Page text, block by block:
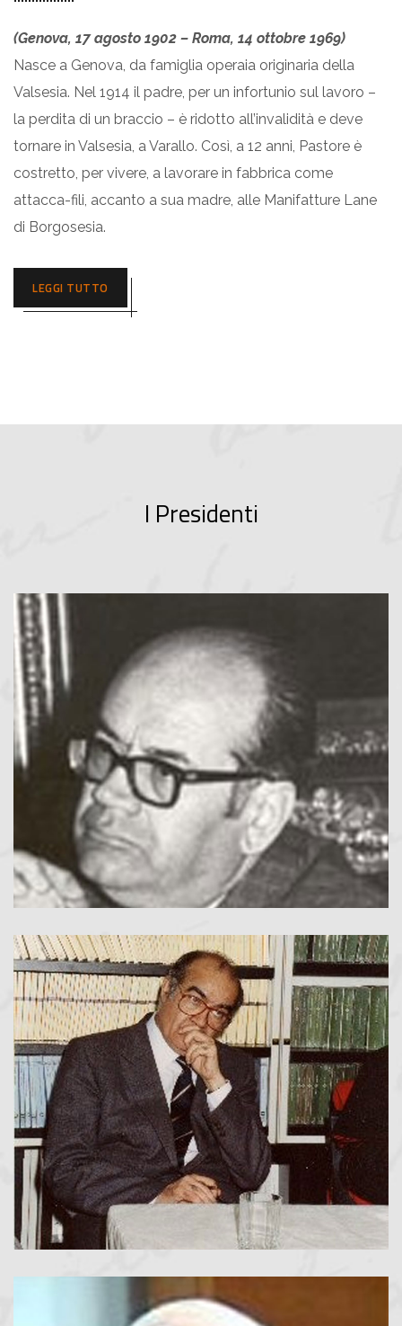
(Genova, 17 agosto 1902 – Roma, 14 ottobre 1969)
Nasce a Genova, da famiglia operaia originaria della
Valsesia. Nel 1914 il padre, per un infortunio sul lavoro –
la perdita di un braccio – è ridotto all’invalidità e deve
tornare in Valsesia, a Varallo. Così, a 12 anni, Pastore è
costretto, per vivere, a lavorare in fabbrica come
attacca-fili, accanto a sua madre, alle Manifatture Lane
di Borgosesia.
LEGGI TUTTO
I Presidenti
Presidente dal 1972 al 1975
LEGGI TUTTO
Giovanni Marongiu
Presidente dal 1975 al 1993
LEGGI TUTTO